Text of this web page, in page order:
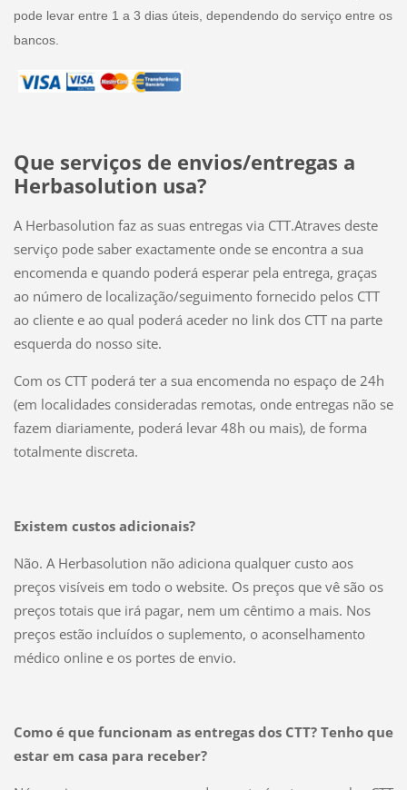
pode levar entre 1 a 3 dias úteis, dependendo do serviço entre os
bancos.
Que serviços de envios/entregas a
Herbasolution usa?
A Herbasolution faz as suas entregas via CTT.Atraves deste
serviço pode saber exactamente onde se encontra a sua
encomenda e quando poderá esperar pela entrega, graças
ao número de localização/seguimento fornecido pelos CTT
ao cliente e ao qual poderá aceder no link dos CTT na parte
esquerda do nosso site.
Com os CTT poderá ter a sua encomenda no espaço de 24h
(em localidades consideradas remotas, onde entregas não se
fazem diariamente, poderá levar 48h ou mais), de forma
totalmente discreta.
Existem custos adicionais?
Não. A Herbasolution não adiciona qualquer custo aos
preços visíveis em todo o website. Os preços que vê são os
preços totais que irá pagar, nem um cêntimo a mais. Nos
preços estão incluídos o suplemento, o aconselhamento
médico online e os portes de envio.
Como é que funcionam as entregas dos CTT? Tenho que
estar em casa para receber?